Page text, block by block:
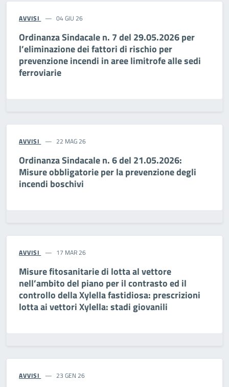
AVVISI 04 GIU 26
Ordinanza Sindacale n. 7 del 29.05.2026 per
l’eliminazione dei fattori di rischio per
prevenzione incendi in aree limitrofe alle sedi
ferroviarie
AVVISI 22 MAG 26
Ordinanza Sindacale n. 6 del 21.05.2026:
Misure obbligatorie per la prevenzione degli
incendi boschivi
AVVISI 17 MAR 26
Misure fitosanitarie di lotta al vettore
nell’ambito del piano per il contrasto ed il
controllo della Xylella fastidiosa: prescrizioni
lotta ai vettori Xylella: stadi giovanili
AVVISI 23 GEN 26